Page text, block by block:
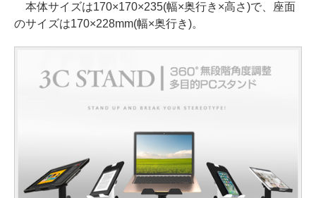
本体サイズは170×170×235(幅×奥行き×高さ)で、座面
のサイズは170×228mm(幅×奥行き)。